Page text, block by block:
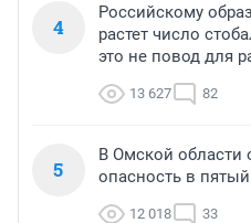
4
Российскому
растет число
это не повод для
13 627 82
5
В Омской области
опасность в пятый
12 018 33